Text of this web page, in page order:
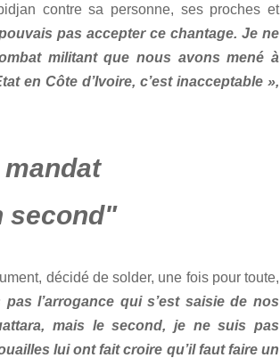
contre sa personne, ses proches et
pas accepter ce chantage. Je ne
militant que nous avons mené à
en Côte d’Ivoire, c’est inacceptable »,
second"
décidé de solder, une fois pour toute,
l’arrogance qui s’est saisie de nos
mais le second, je ne suis pas
lui ont fait croire qu’il faut faire un